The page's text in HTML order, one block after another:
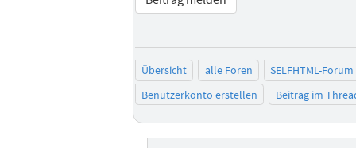
Übersicht alle Foren
SELFHTML-Forum
Benutzerkonto erstellen
Beitrag im